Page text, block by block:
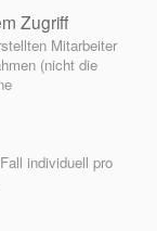
Zugriff
Mitarbeiter
(nicht die
individuell pro